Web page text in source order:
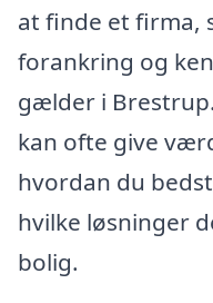
at finde et firma,
forankring og
gælder i
kan ofte give
hvordan du
hvilke løsninger
bolig.